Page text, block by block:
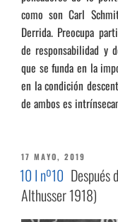
como son Carl
Derrida. Preocupa
de responsabilidad y
que se funda en la
en la condición
de ambos es
PUBLICADO
EL
17 MAYO, 2019
10 I nº10 Después
Althusser 1918)